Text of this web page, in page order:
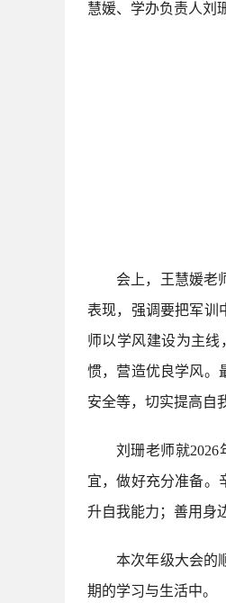
慧媛、学办负责人刘
会上，王慧媛老
表现，强调要把军训
师以学风建设为主
惯，营造优良学风。
安全等，切实提高自
刘珊老师就
宜，做好充分准备。
升自我能力；善用身
本次年级大会的
期的学习与生活中。